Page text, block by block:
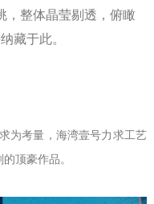
，整体晶莹剔透，俯瞰
藏于此。
为考量，海湾壹号力求工艺
顶豪作品。